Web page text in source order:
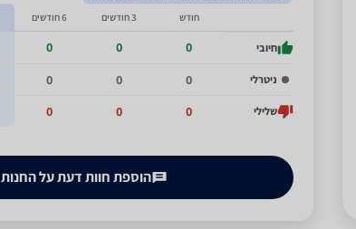
חודש 3 חודשים 6 חודשים
חיובי 0
0
0
ניטרלי 0
0
0
שלילי 0
0
0
הוספת חוות דעת על החנות